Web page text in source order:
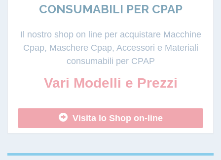
CONSUMABILI PER CPAP
Il nostro shop on line per acquistare Macchine
Cpap, Maschere Cpap, Accessori e Materiali
consumabili per CPAP
Vari Modelli e Prezzi
Visita lo Shop on-line